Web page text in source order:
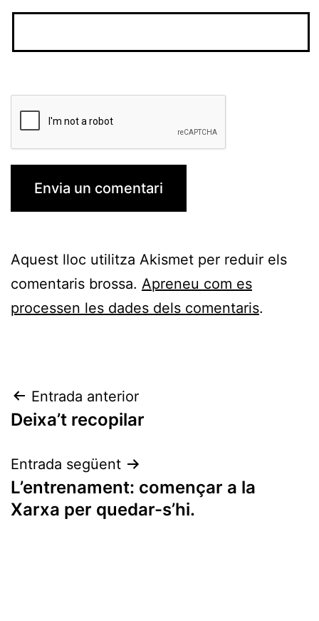
Aquest lloc utilitza Akismet per reduir els
comentaris brossa. Apreneu com es
processen les dades dels comentaris.
Navegació
d'entrades
Entrada anterior
Deixa’t recopilar
Entrada següent
L’entrenament: començar a la
Xarxa per quedar-s’hi.